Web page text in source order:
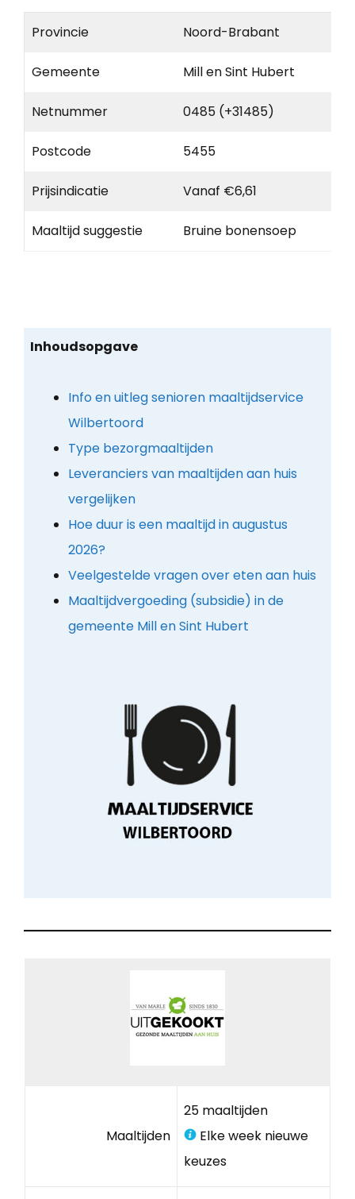
Provincie Noord-Brabant
Gemeente Mill en Sint Hubert
Netnummer 0485 (+31485)
Postcode 5455
Prijsindicatie Vanaf €6,61
Maaltijd suggestie Bruine bonensoep
Inhoudsopgave
Info en uitleg senioren maaltijdservice
Wilbertoord
Type bezorgmaaltijden
Leveranciers van maaltijden aan huis
vergelijken
Hoe duur is een maaltijd in augustus
2026?
Veelgestelde vragen over eten aan huis
Maaltijdvergoeding (subsidie) in de
gemeente Mill en Sint Hubert
Maaltijden
25 maaltijden
Elke week nieuwe
keuzes